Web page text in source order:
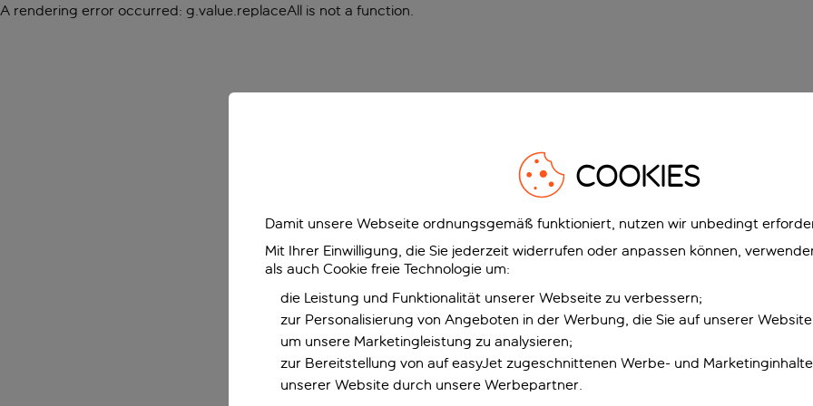
A rendering error occurred: g.value.replaceAll is not a function.
COOKIES
Damit unsere Webseite ordnungsgemäß funktioniert, nutzen wir unbedingt
Mit Ihrer Einwilligung, die Sie jederzeit widerrufen oder anpassen können,
als auch Cookie freie Technologie um:
die Leistung und Funktionalität unserer Webseite zu verbessern;
zur Personalisierung von Angeboten in der Werbung, die Sie auf unserer
um unsere Marketingleistung zu analysieren;
zur Bereitstellung von auf easyJet zugeschnittenen Werbe- und
unserer Website durch unsere Werbepartner.